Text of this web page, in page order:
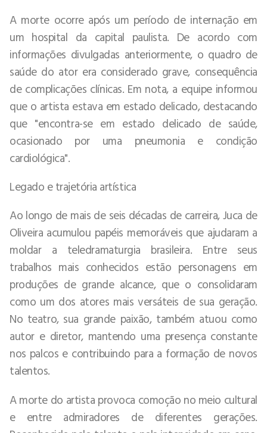
A morte ocorre após um período de internação em
um hospital da capital paulista. De acordo com
informações divulgadas anteriormente, o quadro de
saúde do ator era considerado grave, consequência
de complicações clínicas. Em nota, a equipe informou
que o artista estava em estado delicado, destacando
que "encontra-se em estado delicado de saúde,
ocasionado por uma pneumonia e condição
cardiológica".
Legado e trajetória artística
Ao longo de mais de seis décadas de carreira, Juca de
Oliveira acumulou papéis memoráveis que ajudaram a
moldar a teledramaturgia brasileira. Entre seus
trabalhos mais conhecidos estão personagens em
produções de grande alcance, que o consolidaram
como um dos atores mais versáteis de sua geração.
No teatro, sua grande paixão, também atuou como
autor e diretor, mantendo uma presença constante
nos palcos e contribuindo para a formação de novos
talentos.
A morte do artista provoca comoção no meio cultural
e entre admiradores de diferentes gerações.